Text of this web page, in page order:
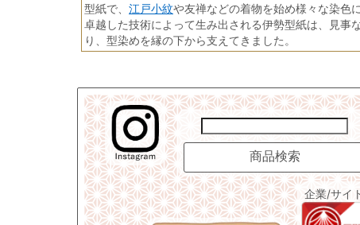
型紙で、 江戸小紋や友禅などの着物を始め様々な染色
卓越した技術によって生み出される伊勢型紙は、見事
り、型染めを縁の下から支えてきました。
企業/サイ